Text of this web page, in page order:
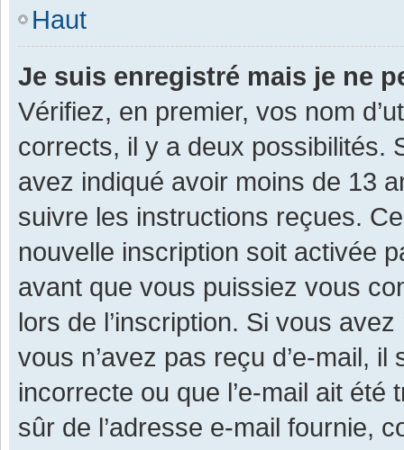
Haut
Je suis enregistré mais je ne
Vérifiez, en premier, vos nom
corrects, il y a deux possibilités.
avez indiqué avoir moins de 13
suivre les instructions reçues.
nouvelle inscription soit activée
avant que vous puissiez vous
lors de l’inscription. Si vous
vous n’avez pas reçu d’e-mail,
incorrecte ou que l’e-mail ait
sûr de l’adresse e-mail fournie,